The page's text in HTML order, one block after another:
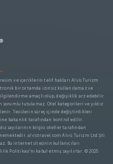
ve içeriklerin telif hakları Alvis Turizm
bir ortamda izinsiz kullanılamaz ve
amaçlı olup, değişiklik arz edebilir.
sorumlu tutulamaz. Otel kategorileri ve yıldız
Tesislerin süreç içinde değiştirdikleri
bakanlık tarafından kontrol edilir.
sayılarının bilgisi oteller tarafından
alvistravel.com Alvis Turizm Ltd.Şti
Bu internet sitesinin kullanıcıları
Politikası'nı kabul etmiş sayılırlar. © 2025